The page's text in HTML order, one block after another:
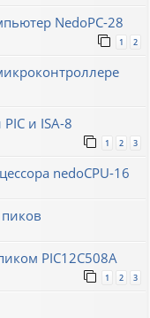
NedoPC-28
1 2
и ISA-8
1 2 3
nedoCPU-16
PIC12C508A
1 2 3